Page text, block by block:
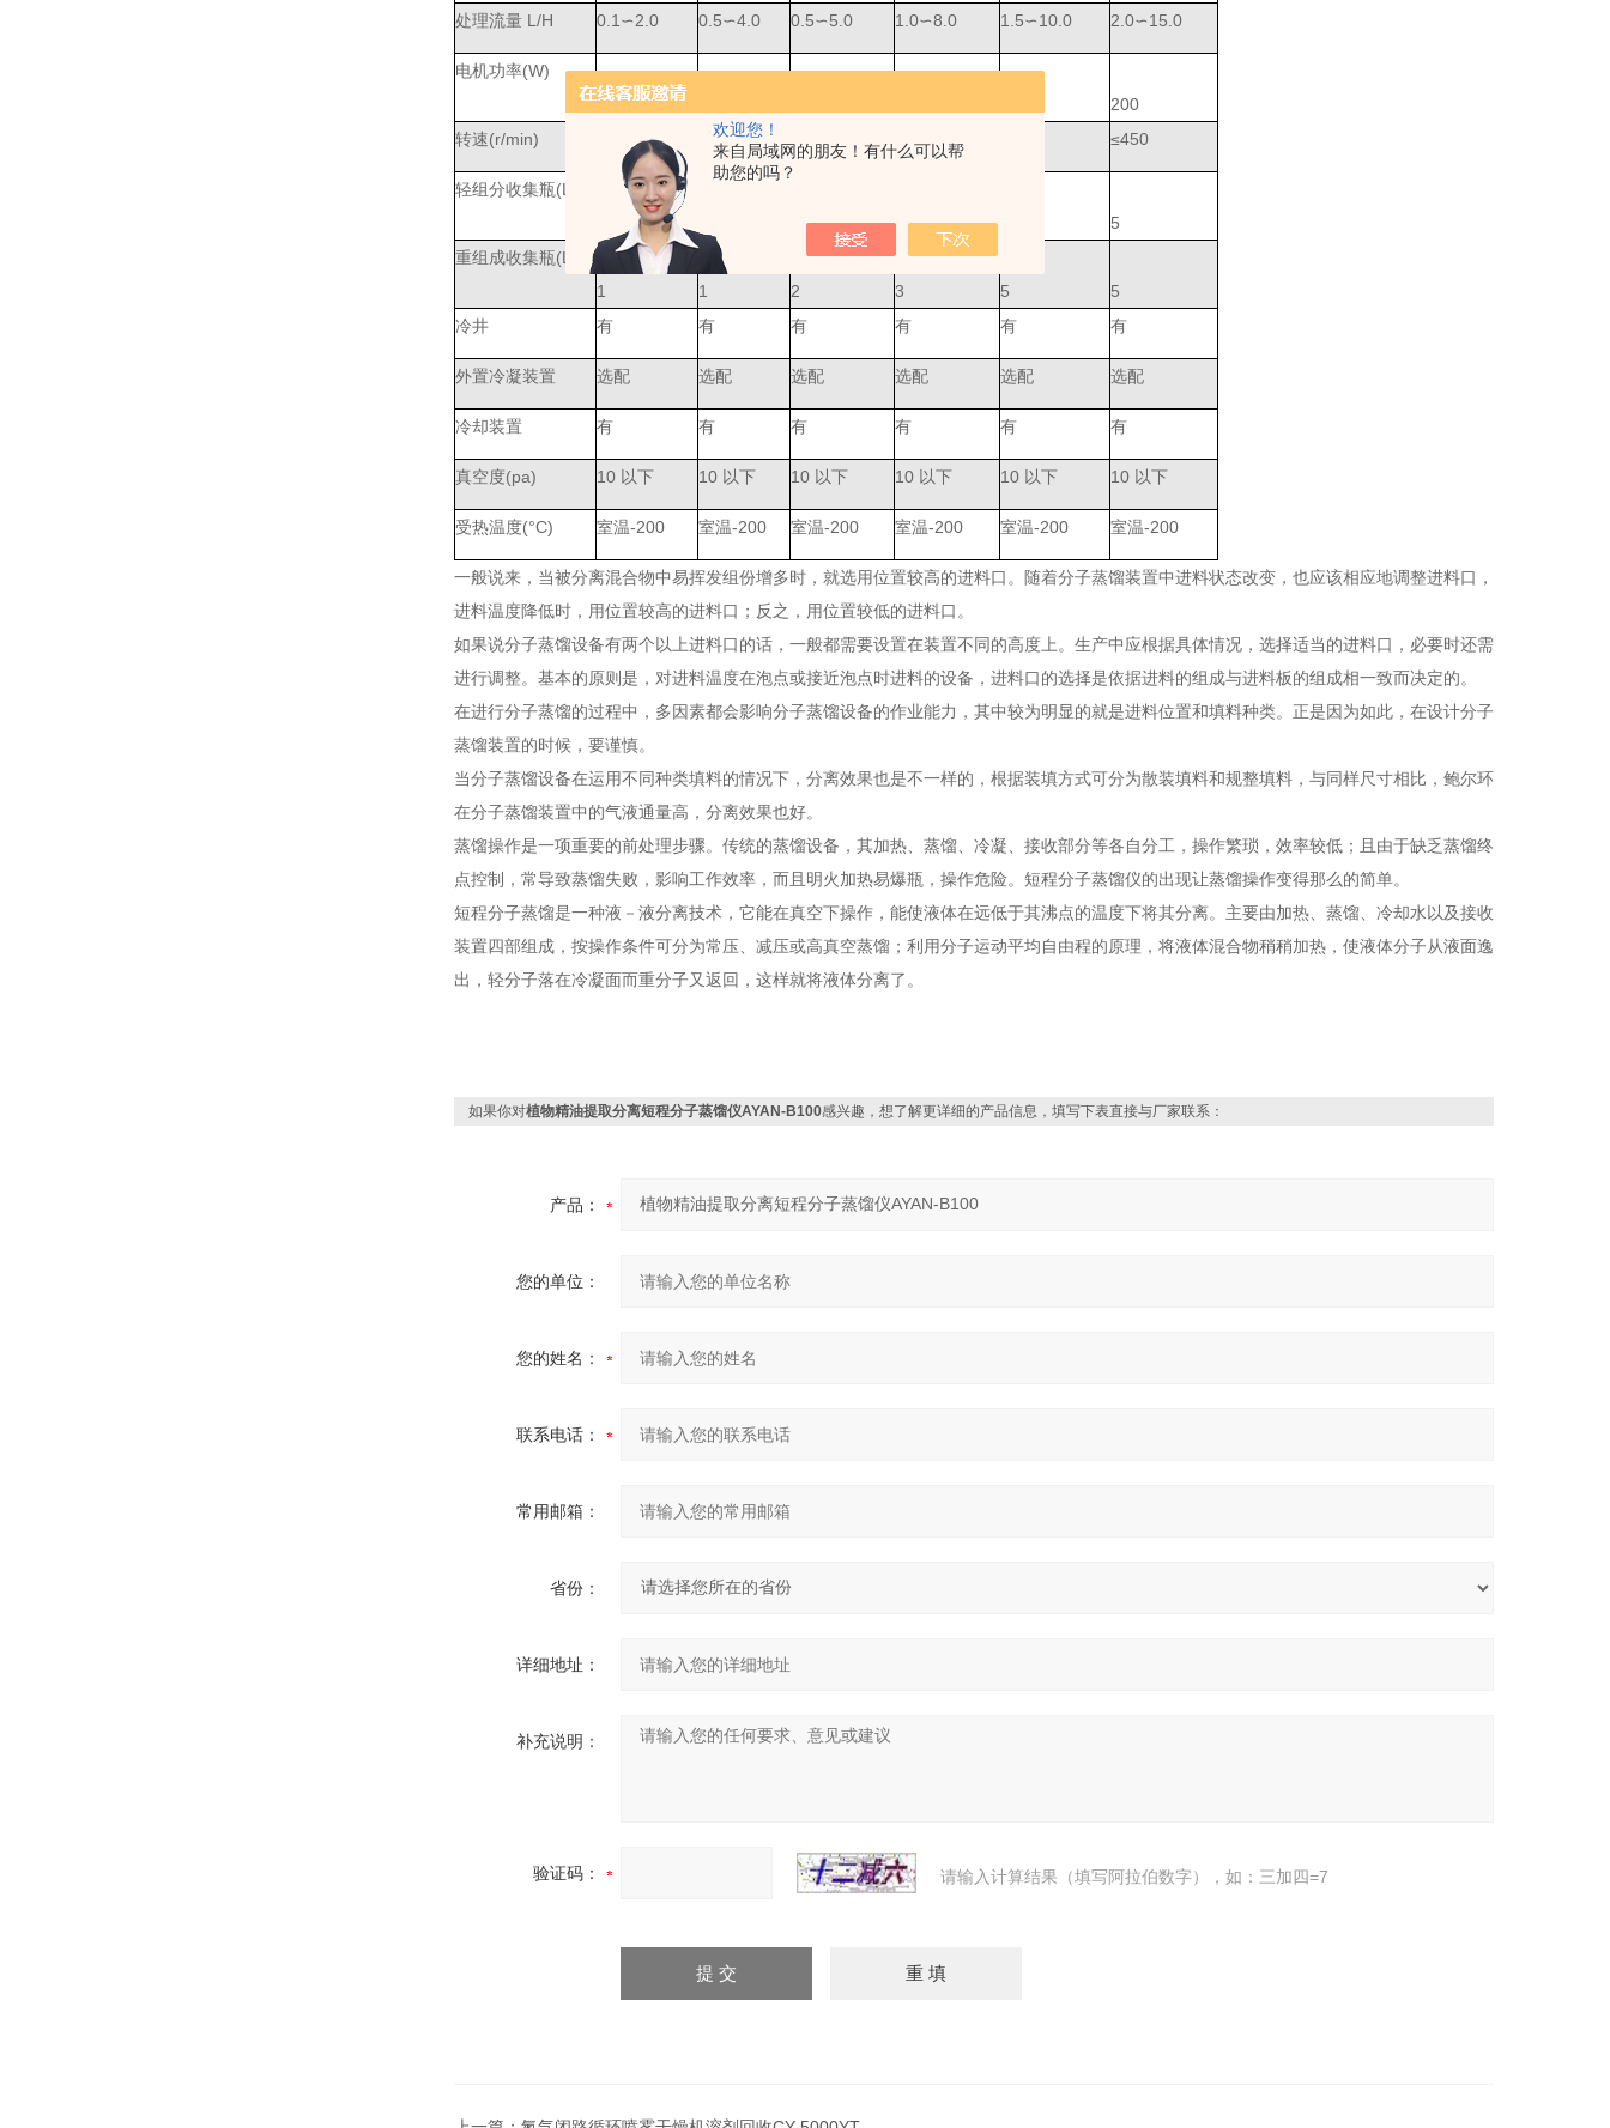
欢迎您！
来自局域网的朋友！有什么可以帮
助您的吗？
处理流量 L/H
0.1∽2.0 0.5∽4.0 0.5∽5.0 1.0∽8.0 1.5∽10.0 2.0∽15.0
电机功率(W)
120
200
转速(r/min)
≤450 ≤450 ≤450
轻组分收集瓶(L）
3
5
重组成收集瓶(L）
1
1 2 3 5
5
冷井
有 有 有 有 有 有
外置冷凝装置 选配 选配 选配 选配 选配 选配
冷却装置 有 有 有 有 有 有
真空度(pa) 10 以下 10 以下 10 以下 10 以下 10 以下 10 以下
受热温度(°C) 室温-200 室温-200 室温-200 室温-200 室温-200 室温-200
一般说来，当被分离混合物中易挥发组份增多时，就选用位置较高的进料口。随着分子蒸馏装置中进料状态改变，也应该相应地调整进料口，
进料温度降低时，用位置较高的进料口；反之，用位置较低的进料口。
如果说分子蒸馏设备有两个以上进料口的话，一般都需要设置在装置不同的高度上。生产中应根据具体情况，选择适当的进料口，必要时还需
进行调整。基本的原则是，对进料温度在泡点或接近泡点时进料的设备，进料口的选择是依据进料的组成与进料板的组成相一致而决定的。
在进行分子蒸馏的过程中，多因素都会影响分子蒸馏设备的作业能力，其中较为明显的就是进料位置和填料种类。正是因为如此，在设计分子
蒸馏装置的时候，要谨慎。
当分子蒸馏设备在运用不同种类填料的情况下，分离效果也是不一样的，根据装填方式可分为散装填料和规整填料，与同样尺寸相比，鲍尔环
在分子蒸馏装置中的气液通量高，分离效果也好。
蒸馏操作是一项重要的前处理步骤。传统的蒸馏设备，其加热、蒸馏、冷凝、接收部分等各自分工，操作繁琐，效率较低；且由于缺乏蒸馏终
点控制，常导致蒸馏失败，影响工作效率，而且明火加热易爆瓶，操作危险。短程分子蒸馏仪的出现让蒸馏操作变得那么的简单。
短程分子蒸馏是一种液－液分离技术，它能在真空下操作，能使液体在远低于其沸点的温度下将其分离。主要由加热、蒸馏、冷却水以及接收
装置四部组成，按操作条件可分为常压、减压或高真空蒸馏；利用分子运动平均自由程的原理，将液体混合物稍稍加热，使液体分子从液面逸
出，轻分子落在冷凝面而重分子又返回，这样就将液体分离了。
如果你对植物精油提取分离短程分子蒸馏仪AYAN-B100感兴趣，想了解更详细的产品信息，填写下表直接与厂家联系：
产品：
您的单位：
您的姓名：
联系电话：
常用邮箱：
省份：
详细地址：
补充说明：
验证码： 请输入计算结果（填写阿拉伯数字），如：三加四=7